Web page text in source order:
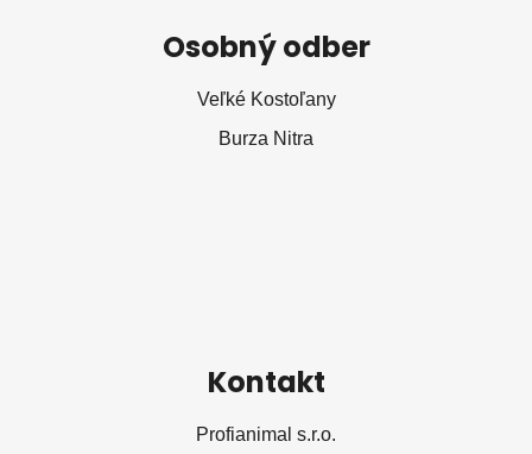
Osobný odber
Veľké Kostoľany
Burza Nitra
Kontakt
Profianimal s.r.o.